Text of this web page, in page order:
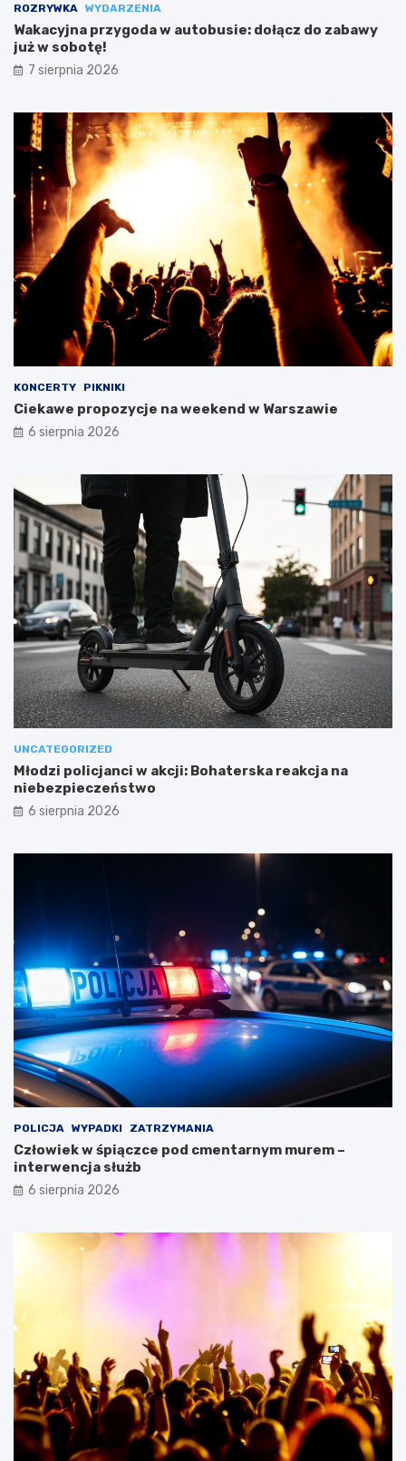
ROZRYWKA WYDARZENIA
Wakacyjna przygoda w autobusie: dołącz do zabawy
już w sobotę!
7 sierpnia 2026
KONCERTY PIKNIKI
Ciekawe propozycje na weekend w Warszawie
6 sierpnia 2026
UNCATEGORIZED
Młodzi policjanci w akcji: Bohaterska reakcja na
niebezpieczeństwo
6 sierpnia 2026
POLICJA WYPADKI ZATRZYMANIA
Człowiek w śpiączce pod cmentarnym murem –
interwencja służb
6 sierpnia 2026